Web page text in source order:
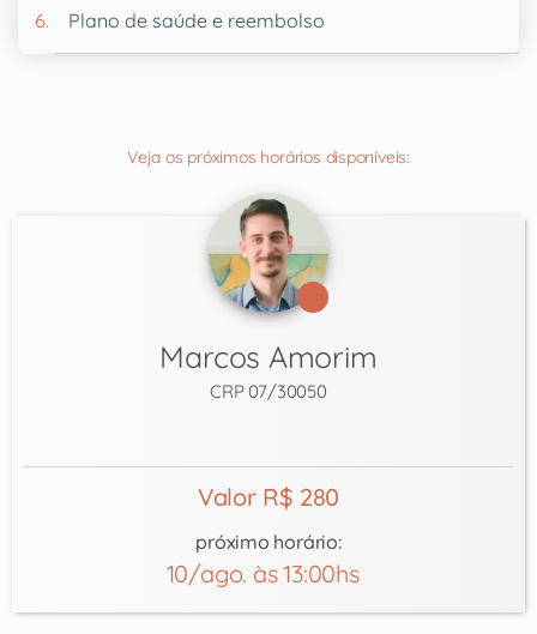
Plano de saúde e reembolso
Veja os próximos horários disponíveis:
Marcos Amorim
CRP 07/30050
Valor R$ 280
próximo horário:
10/ago. às 13:00hs